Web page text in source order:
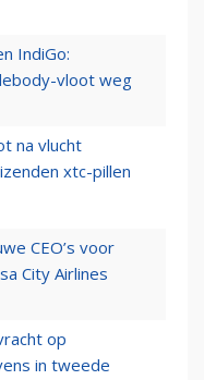
IndiGo:
vloot weg
na vlucht
xtc-pillen
CEO’s voor
City Airlines
op
in tweede